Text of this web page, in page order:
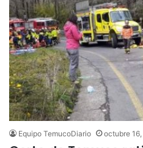
Equipo TemucoDiario octubre